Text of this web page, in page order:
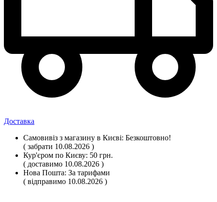
Доставка
Самовивіз з магазину в Києві: Безкоштовно!
( забрати 10.08.2026 )
Кур'єром по Києву: 50 грн.
( доставимо 10.08.2026 )
Нова Пошта: За тарифами
( відправимо 10.08.2026 )